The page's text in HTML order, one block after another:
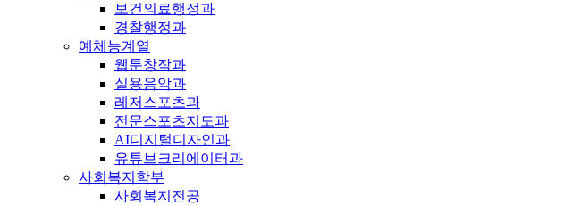
보건의료행정과
경찰행정과
예체능계열
웹툰창작과
실용음악과
레저스포츠과
전문스포츠지도과
AI디지털디자인과
유튜브크리에이터과
사회복지학부
사회복지전공